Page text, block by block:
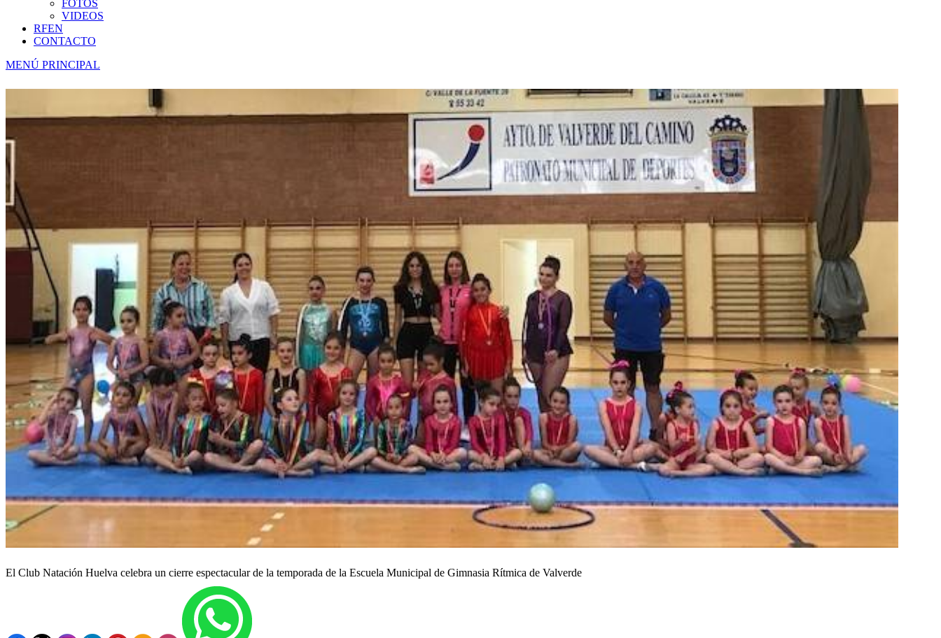
FOTOS
VIDEOS
RFEN
CONTACTO
MENÚ PRINCIPAL
El Club Natación Huelva celebra un cierre espectacular de la temporada de la Escuela Municipal de Gimnasia Rítmica de Valverde